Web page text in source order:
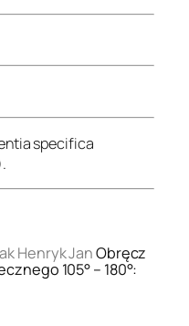
specifica
Henryk JanObręcz
105° – 180°: